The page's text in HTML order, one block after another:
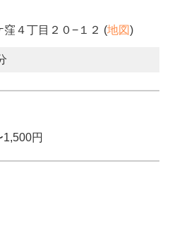
窪４丁目２０−１２ (地図)
円